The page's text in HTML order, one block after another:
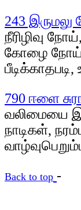
243
நீரிழிவு
கோழை நோய்,
790 ஈளை
வலிமையை
நாடிகள்,
Back to top -